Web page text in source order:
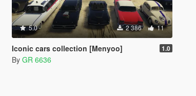
5.0 2 386 11
Iconic cars collection [Menyoo] 1.0
By GR 6636